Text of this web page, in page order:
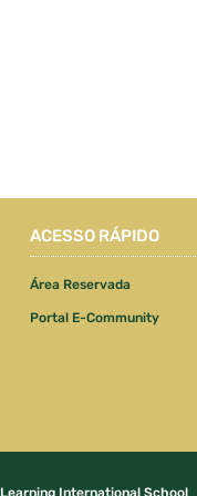
ACESSO RÁPIDO
Área Reservada
Portal E-Community